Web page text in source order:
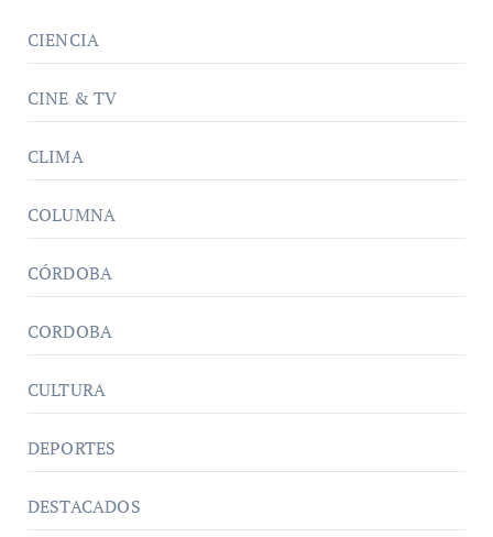
CIENCIA
CINE & TV
CLIMA
COLUMNA
CÓRDOBA
CORDOBA
CULTURA
DEPORTES
DESTACADOS